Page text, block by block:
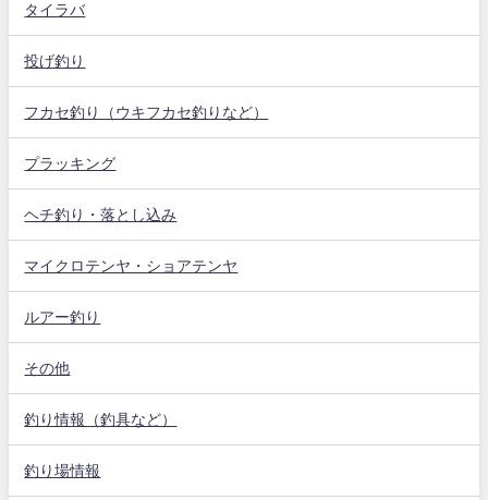
タイラバ
投げ釣り
フカセ釣り（ウキフカセ釣りなど）
プラッキング
ヘチ釣り・落とし込み
マイクロテンヤ・ショアテンヤ
ルアー釣り
その他
釣り情報（釣具など）
釣り場情報